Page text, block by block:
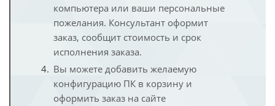
компьютера или ваши персональные
пожелания. Консультант оформит
заказ, сообщит стоимость и срок
исполнения заказа.
Вы можете добавить желаемую
конфигурацию ПК в корзину и
оформить заказ на сайте